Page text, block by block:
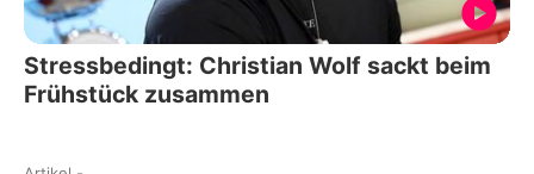
Stressbedingt: Christian Wolf sackt beim
Frühstück zusammen